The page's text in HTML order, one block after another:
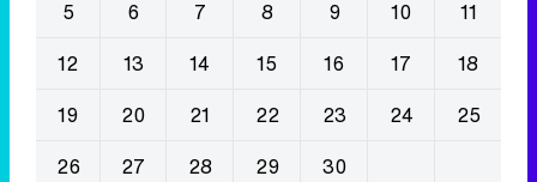
5
6 7 8 9 10
11
12
13 14 15 16 17
18
19
20 21 22 23 24
25
26
27 28 29 30